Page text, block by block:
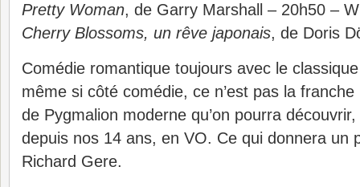
Pretty Woman, de Garry Marshall – 20h50 –
Cherry Blossoms, un rêve japonais, de Doris
Comédie romantique toujours avec le
même si côté comédie, ce n’est pas la
de Pygmalion moderne qu’on pourra
depuis nos 14 ans, en VO. Ce qui donnera un
Richard Gere.